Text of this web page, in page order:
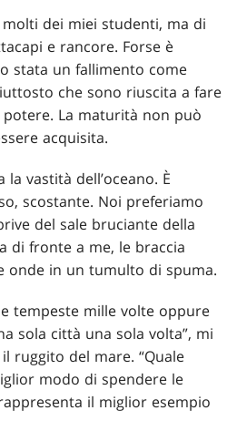
dei miei studenti, ma di
e rancore. Forse è
stata un fallimento come
che sono riuscita a fare
La maturità non può
acquisita.
vastità dell’oceano. È
scostante. Noi preferiamo
del sale bruciante della
di fronte a me, le braccia
onde in un tumulto di spuma.
tempeste mille volte oppure
sola città una sola volta”, mi
ruggito del mare. “Quale
modo di spendere le
il miglior esempio